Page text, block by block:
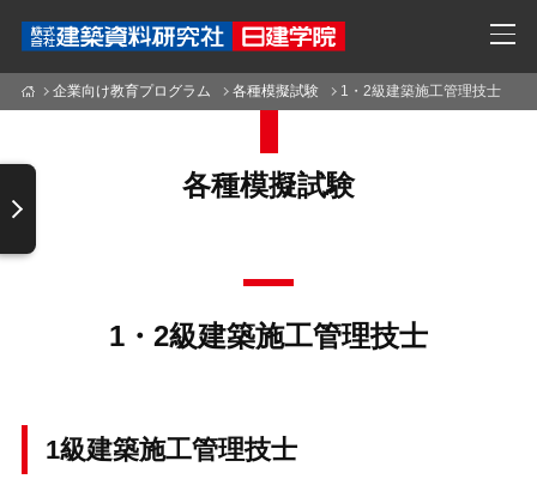
企業向け教育プログラム 各種模擬試験 1・2級建築施工管理技士
各種模擬試験
1・2級建築施工管理技士
1級建築施工管理技士